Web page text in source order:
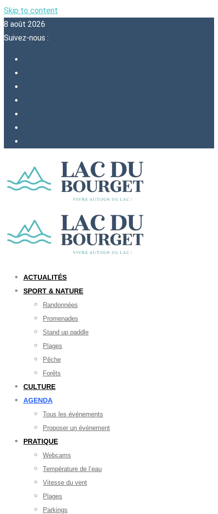
Skip to content
8 août 2026
Suivez-nous :
ACTUALITÉS
SPORT & NATURE
Randonnées
Promenades
Stand up paddle
Plages
Pêche
Forêts
CULTURE
AGENDA
Tous les événements
Proposer un événement
PRATIQUE
Webcams
Température de l’eau
Vitesse du vent
Plages
Parkings